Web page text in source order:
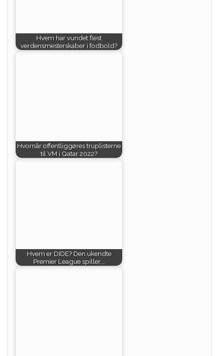
Hvem har vundet flest
verdensmesterskaber i fodbold?
Hvornår offentliggøres truplisterne
til VM i Qatar 2022?
Hvem er DIDE? Den ukendte
Premier League spiller,…